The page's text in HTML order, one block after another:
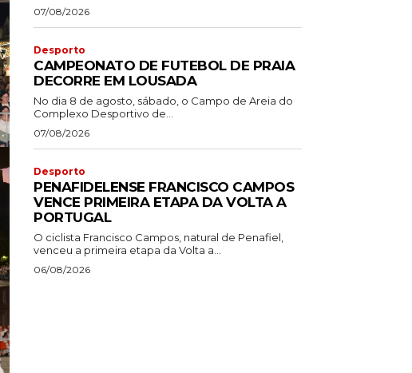
07/08/2026
Desporto
CAMPEONATO DE FUTEBOL DE PRAIA
DECORRE EM LOUSADA
No dia 8 de agosto, sábado, o Campo de Areia do
Complexo Desportivo de...
07/08/2026
Desporto
PENAFIDELENSE FRANCISCO CAMPOS
VENCE PRIMEIRA ETAPA DA VOLTA A
PORTUGAL
O ciclista Francisco Campos, natural de Penafiel,
venceu a primeira etapa da Volta a...
06/08/2026